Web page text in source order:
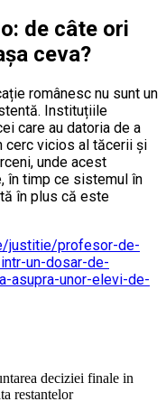
de câte ori
ceva?
românesc nu sunt un
Instituțiile
care au datoria de a
cerc vicios al tăcerii și
unde acest
în timp ce sistemul în
în plus că este
justitie/profesor-de-
un-dosar-de-
asupra-unor-elevi-de-